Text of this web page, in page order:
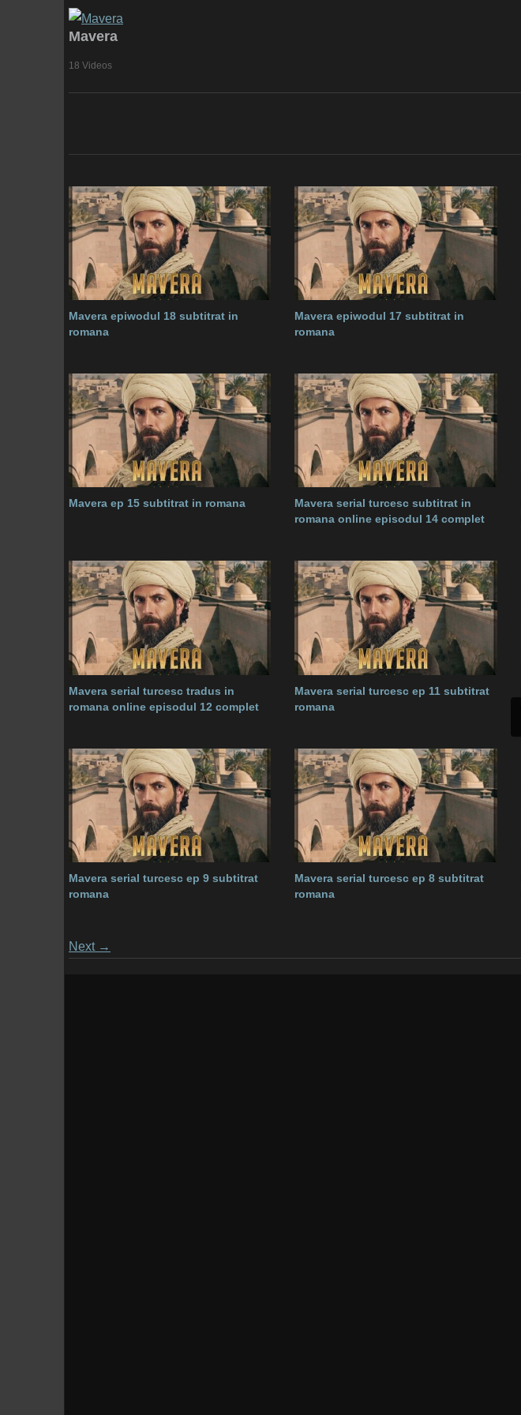
Mavera
18 Videos
Mavera epiwodul 18 subtitrat in
romana
Mavera epiwodul 17 subtitrat in
romana
Mavera ep 15 subtitrat in romana
Mavera serial turcesc subtitrat in
romana online episodul 14 complet
Mavera serial turcesc tradus in
romana online episodul 12 complet
Mavera serial turcesc ep 11 subtitrat
romana
Mavera serial turcesc ep 9 subtitrat
romana
Mavera serial turcesc ep 8 subtitrat
romana
Posts
Next →